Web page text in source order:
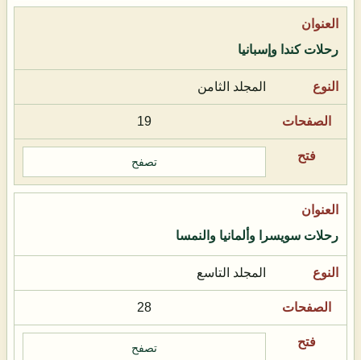
رحلات كندا وإسبانيا
المجلد الثامن
19
تصفح
رحلات سويسرا وألمانيا والنمسا
المجلد التاسع
28
تصفح